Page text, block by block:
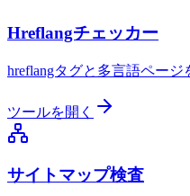
Hreflangチェッカー
hreflangタグと多言語ペー
ツールを開く
サイトマップ検査